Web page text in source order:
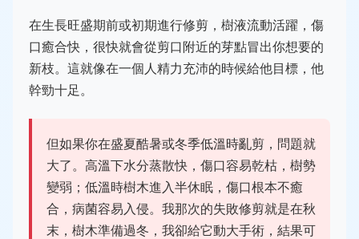
在生長旺盛期前或初期進行修剪，樹液流動活躍，傷
口癒合快，很快就會從剪口附近的芽點冒出你想要的
新枝。這就像在一個人精力充沛的時候給他目標，他
幹勁十足。
但如果你在盛夏酷暑或冬季低溫時亂剪，問題就
大了。高溫下水分蒸散快，傷口容易乾枯，樹勢
變弱；低溫時樹木進入半休眠，傷口根本不癒
合，病菌容易入侵。我那次的失敗修剪就是在秋
末，樹木準備過冬，我卻給它動大手術，結果可